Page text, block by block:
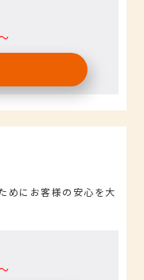
めにお客様の安心を大